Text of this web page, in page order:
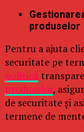
produselor
Pentru a ajuta
securitate pe
politică
produselor,
de securitate și
termene de